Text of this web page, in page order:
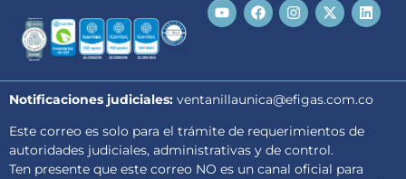
Notificaciones judiciales: ventanillaunica@efigas.com.co
Este correo es solo para el trámite de requerimientos de
autoridades judiciales, administrativas y de control.
Ten presente que este correo NO es un canal oficial para